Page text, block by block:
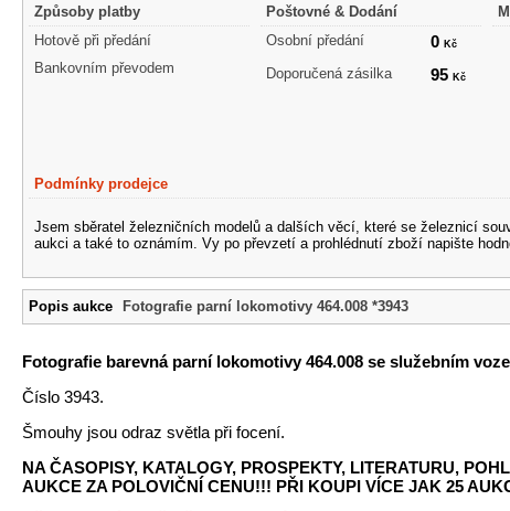
Způsoby platby
Hotově při předání
Bankovním převodem
Poštovné & Dodání
Osobní předání
0Kč
Doporučená zásilka 95Kč
Podmínky prodejce
Jsem sběratel železničních modelů a dalších věcí, které se železnicí
aukci a také to oznámím. Vy po převzetí a prohlédnutí zboží napište
Popis aukce Fotografie parní lokomotivy 464.008 *3943
Fotografie barevná parní lokomotivy 464.008 se služebním
Číslo 3943.
Šmouhy jsou odraz světla při focení.
NA ČASOPISY, KATALOGY, PROSPEKTY, LITERATURU,
AUKCE ZA POLOVIČNÍ CENU!!! PŘI KOUPI VÍCE JAK 25